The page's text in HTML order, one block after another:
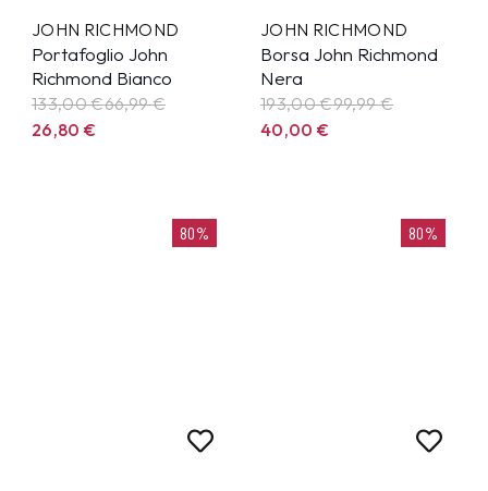
JOHN RICHMOND
Portafoglio John
Richmond Bianco
133,00 €66,99€
26,80€
JOHN RICHMOND
Borsa John Richmond
Nera
193,00 €99,99€
40,00€
80% 80%